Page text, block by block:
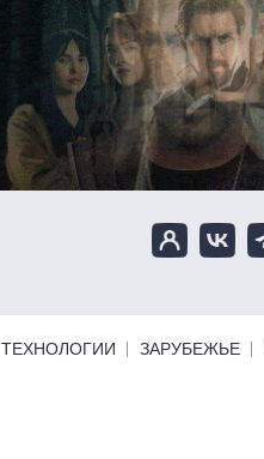
ТЕХНОЛОГИИ ЗАРУБЕЖЬЕ